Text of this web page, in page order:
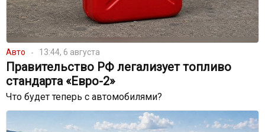
Авто 13:44, 6 августа
Правительство РФ легализует топливо
стандарта «Евро-2»
Что будет теперь с автомобилями?